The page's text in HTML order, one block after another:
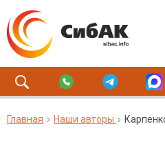
Главная Наши авторы